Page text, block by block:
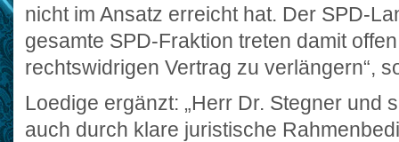
nicht im Ansatz erreicht hat. Der SPD-
gesamte SPD-Fraktion treten damit
rechtswidrigen Vertrag zu verlängern“,
Loedige ergänzt: „Herr Dr. Stegner und
auch durch klare juristische